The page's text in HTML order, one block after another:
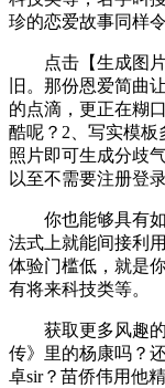
珍的恋爱故事同样
点击【生成图片
旧。那份恩爱简曲
的点滴，更正在糊
酷呢？2、写实模
照片即可生成分歧
以至不需要注册登录
你也能够具有如
法式上就能间接利
体验门槛低，就是
有将来科技类等。
获取更多风趣的
传》里的杨康吗？
卓sir？苗侨伟用他